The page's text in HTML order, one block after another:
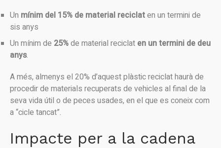
Un mínim del 15% de material reciclaten un termini de
sis anys
Un mínim de 25%de material reciclat en un termini de deu
anys.
A més, almenys el 20% d’aquest plàstic reciclat haurà de
procedir de materials recuperats de vehicles al final de la
seva vida útil o de peces usades, en el que es coneix com
a “cicle tancat”.
Impacte per a la cadena